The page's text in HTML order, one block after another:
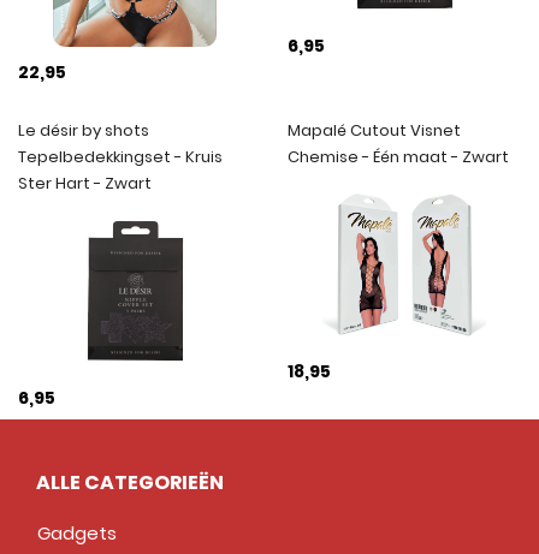
22,95
6,95
Le désir by shots
Tepelbedekkingset - Kruis
Ster Hart - Zwart
6,95
Mapalé Cutout Visnet
Chemise - Één maat - Zwart
18,95
ALLE CATEGORIEËN
Gadgets